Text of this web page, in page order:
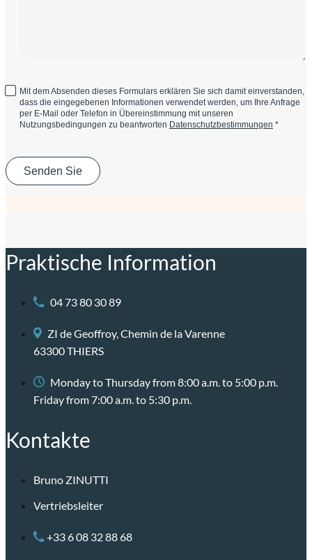
Mit dem Absenden dieses Formulars erklären Sie sich damit einverstanden,
dass die eingegebenen Informationen verwendet werden, um Ihre Anfrage
per E-Mail oder Telefon in Übereinstimmung mit unseren
Nutzungsbedingungen zu beantworten Datenschutzbestimmungen *
Praktische Information
04 73 80 30 89
ZI de Geoffroy, Chemin de la Varenne
63300 THIERS
Monday to Thursday from 8:00 a.m. to 5:00 p.m.
Friday from 7:00 a.m. to 5:30 p.m.
Kontakte
Bruno ZINUTTI
Vertriebsleiter
+33 6 08 32 88 68